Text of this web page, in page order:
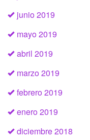
junio 2019
mayo 2019
abril 2019
marzo 2019
febrero 2019
enero 2019
diciembre 2018